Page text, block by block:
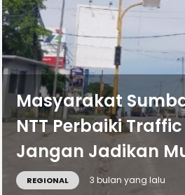
Masyarakat
NTT Perbaiki
Jangan Jadikan
REGIONAL 3 bulan yang lalu